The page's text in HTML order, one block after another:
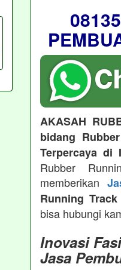
AKASAH
bidang
Terpercaya di
Rubber
memberikan
Running
bisa hubungi
Inovasi
Jasa